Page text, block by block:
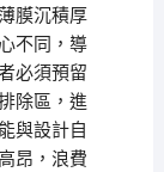
膜沉積厚
不同，導
必須預留
除區，進
與設計自
昂，浪費